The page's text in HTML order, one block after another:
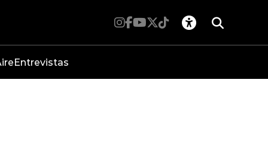
Entrevistas